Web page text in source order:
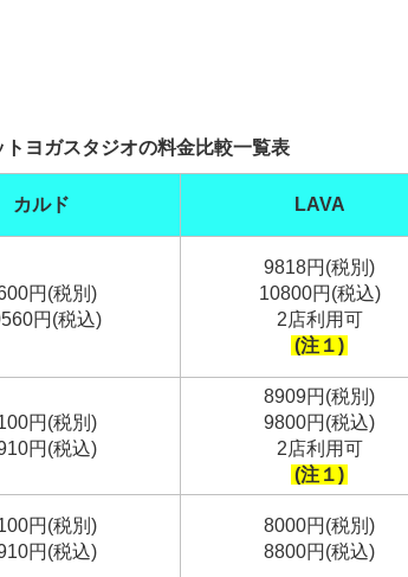
トヨガスタジオの料金比較一覧表
カルド LAVA
円(税別)
円(税込)
9818円(税別)
10800円(税込)
2店利用可
(注１)
円(税別)
円(税込)
8909円(税別)
9800円(税込)
2店利用可
(注１)
円(税別)
円(税込)
8000円(税別)
8800円(税込)